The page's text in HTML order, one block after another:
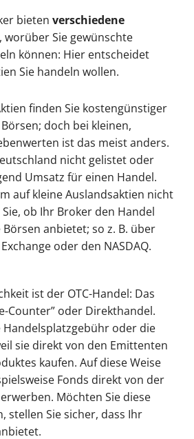
bieten verschiedene
worüber Sie gewünschte
können: Hier entscheidet
Sie handeln wollen.
finden Sie kostengünstiger
doch bei kleinen,
ist das meist anders.
nicht gelistet oder
Umsatz für einen Handel.
auf kleine Auslandsaktien nicht
ob Ihr Broker den Handel
anbietet; so z. B. über
oder den NASDAQ.
ist der OTC-Handel: Das
Counter” oder Direkthandel.
oder die
sie direkt von den Emittenten
kaufen. Auf diese Weise
Fonds direkt von der
Möchten Sie diese
stellen Sie sicher, dass Ihr